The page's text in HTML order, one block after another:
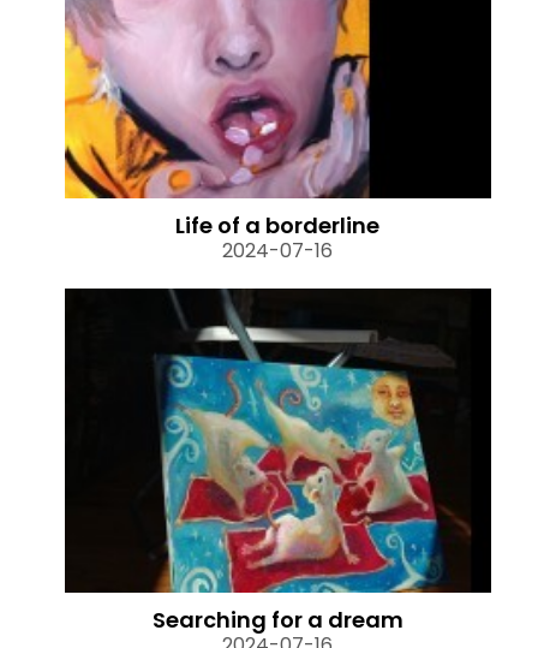
Life of a borderline
2024-07-16
Searching for a dream